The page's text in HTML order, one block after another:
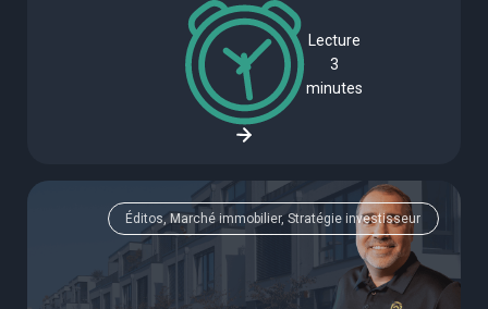
Lecture
3
minutes
Éditos, Marché immobilier, Stratégie investisseur